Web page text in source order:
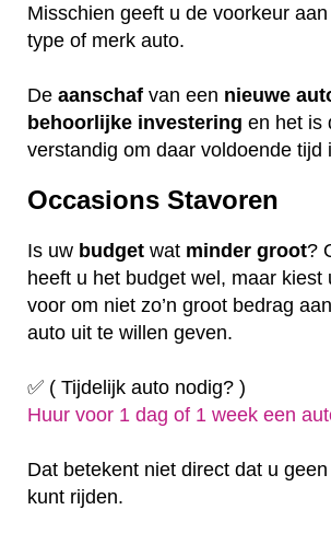
Misschien geeft u de voorkeur
type of merk auto.
De aanschaf van een nieuwe
behoorlijke investering en het is
verstandig om daar voldoende tijd
Occasions Stavoren
Is uw budget wat minder groot?
heeft u het budget wel, maar kiest
voor om niet zo’n groot bedrag
auto uit te willen geven.
✅ ( Tijdelijk auto nodig? )
Huur voor 1 dag of 1 week een
Dat betekent niet direct dat u
kunt rijden.